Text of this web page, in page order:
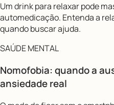
Um drink para relaxar pode
automedicação. Entenda a
quando buscar ajuda.
SAÚDE MENTAL
Nomofobia: quando a
ansiedade real